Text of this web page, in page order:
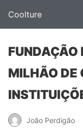
Coolture
FUNDAÇÃO
MILHÃO DE
João Perdigão